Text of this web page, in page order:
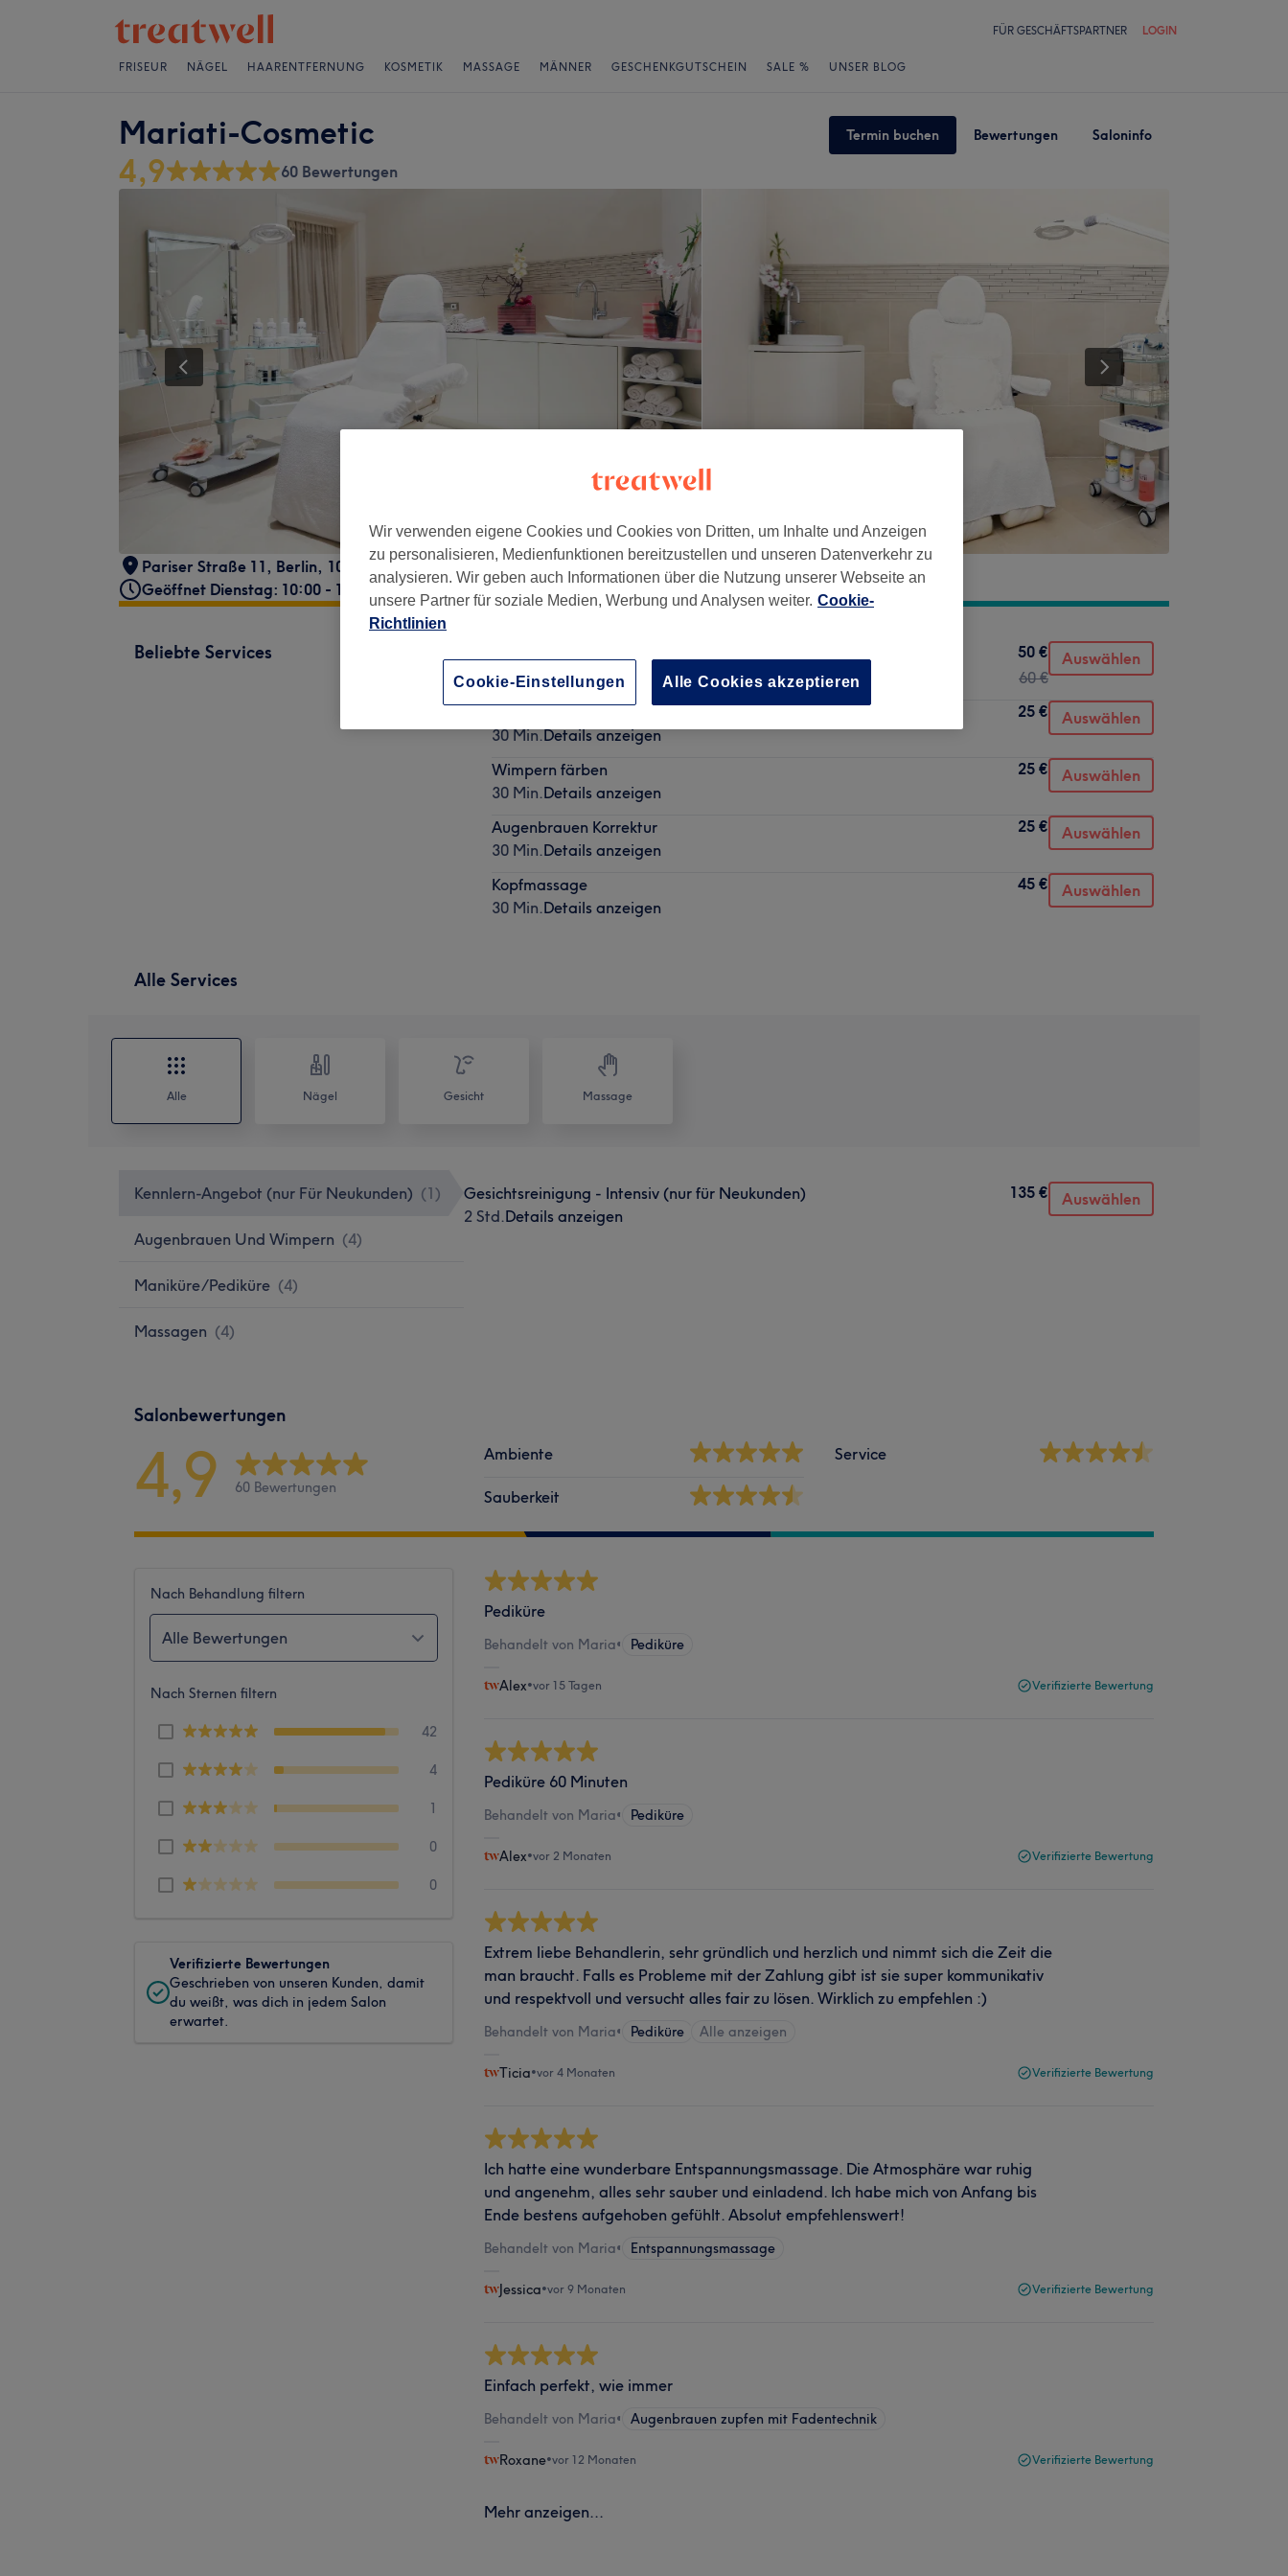
FÜR GESCHÄFTSPARTNER LOGIN
FRISEUR NÄGEL HAARENTFERNUNG KOSMETIK MASSAGE MÄNNER GESCHENKGUTSCHEIN SALE % UNSER BLOG
Mariati-Cosmetic Termin buchen Bewertungen Saloninfo
4,9 60 Bewertungen
Pariser Straße 11 , Berlin, 10719
Geöffnet Dienstag: 10:00 - 19:00
Beliebte Services
1 Std.Details anzeigen
50 €
60 €
Auswählen
Augenbrauen färben
30 Min.Details anzeigen
25 € Auswählen
Wimpern färben
30 Min.Details anzeigen
25 € Auswählen
Augenbrauen Korrektur
30 Min.Details anzeigen
25 € Auswählen
Kopfmassage
30 Min.Details anzeigen
45 € Auswählen
Alle Services
Alle Nägel Gesicht Massage
Kennlern-Angebot (nur Für Neukunden) (1 )
Augenbrauen Und Wimpern (4)
Maniküre/Pediküre (4)
Massagen (4)
Gesichtsreinigung - Intensiv (nur für Neukunden)
2 Std.Details anzeigen
135 € Auswählen
Salonbewertungen
4,9 60 Bewertungen
Ambiente
Sauberkeit
Service
Nach Behandlung filtern
Alle Bewertungen
Nach Sternen filtern
42
4
1
0
0
Verifizierte Bewertungen
Geschrieben von unseren Kunden, damit
du weißt, was dich in jedem Salon
erwartet.
Pediküre
Behandelt von Maria• Pediküre
Alex•vor 15 Tagen Verifizierte Bewertung
Pediküre 60 Minuten
Behandelt von Maria• Pediküre
Alex•vor 2 Monaten Verifizierte Bewertung
Extrem liebe Behandlerin, sehr gründlich und herzlich und nimmt sich die Zeit die
man braucht. Falls es Probleme mit der Zahlung gibt ist sie super kommunikativ
und respektvoll und versucht alles fair zu lösen. Wirklich zu empfehlen :)
Behandelt von Maria• Pediküre Alle anzeigen
Ticia•vor 4 Monaten Verifizierte Bewertung
Ich hatte eine wunderbare Entspannungsmassage. Die Atmosphäre war ruhig
und angenehm, alles sehr sauber und einladend. Ich habe mich von Anfang bis
Ende bestens aufgehoben gefühlt. Absolut empfehlenswert!
Behandelt von Maria• Entspannungsmassage
Jessica•vor 9 Monaten Verifizierte Bewertung
Einfach perfekt, wie immer
Behandelt von Maria• Augenbrauen zupfen mit Fadentechnik
Roxane•vor 12 Monaten Verifizierte Bewertung
Mehr anzeigen...
Wir verwenden eigene Cookies und Cookies von Dritten, um Inhalte und Anzeigen
zu personalisieren, Medienfunktionen bereitzustellen und unseren Datenverkehr zu
analysieren. Wir geben auch Informationen über die Nutzung unserer Webseite an
unsere Partner für soziale Medien, Werbung und Analysen weiter. Cookie-
Richtlinien
Cookie-Einstellungen Alle Cookies akzeptieren